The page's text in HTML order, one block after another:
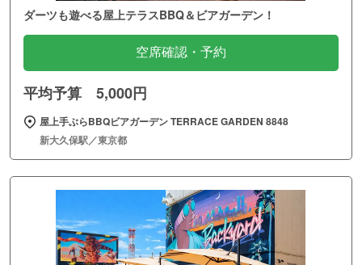
ダーツも遊べる屋上テラスBBQ＆ビアガーデン！
空席確認・予約
平均予算 5,000円
屋上手ぶらBBQビアガーデン TERRACE GARDEN 8848
新大久保駅／東京都